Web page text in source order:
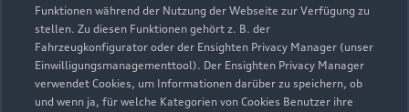
Funktionen während der Nutzung der Webseite zur Verfügung zu
stellen. Zu diesen Funktionen gehört z. B. der
Fahrzeugkonfigurator oder der Ensighten Privacy Manager (unser
Einwilligungsmanagementtool). Der Ensighten Privacy Manager
verwendet Cookies, um Informationen darüber zu speichern, ob
und wenn ja, für welche Kategorien von Cookies Benutzer ihre
Zurück nach oben